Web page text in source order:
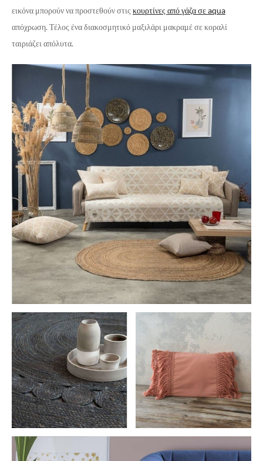
εικόνα μπορούν να προστεθούν στις κουρτίνες από γάζα σε aqua
απόχρωση. Τέλος ένα διακοσμητικό μαξιλάρι μακραμέ σε κοραλί
ταιριάζει απόλυτα.